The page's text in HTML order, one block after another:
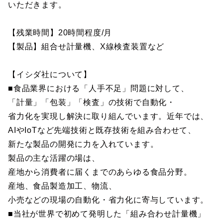
いただきます。
【残業時間】20時間程度/月
【製品】組合せ計量機、X線検査装置など
【イシダ社について】
■食品業界における「人手不足」問題に対して、
「計量」「包装」「検査」の技術で自動化・
省力化を実現し解決に取り組んでいます。近年では、
AIやIoTなど先端技術と既存技術を組み合わせて、
新たな製品の開発に力を入れています。
製品の主な活躍の場は、
産地から消費者に届くまでのあらゆる食品分野。
産地、食品製造加工、物流、
小売などの現場の自動化・省力化に寄与しています。
■当社が世界で初めて発明した「組み合わせ計量機」